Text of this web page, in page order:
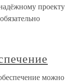
проекту
можно